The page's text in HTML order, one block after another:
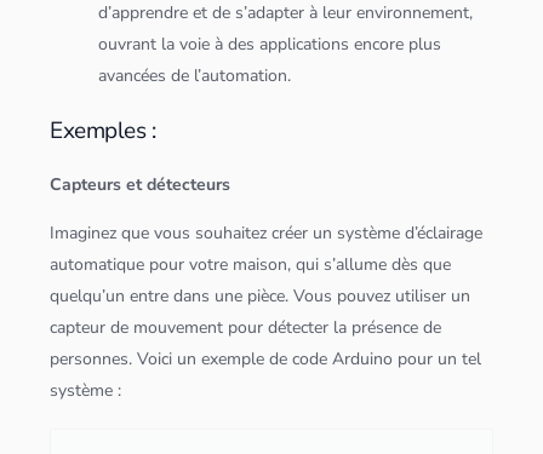
d’apprendre et de s’adapter à leur environnement,
ouvrant la voie à desapplications encore plus
avancées de l’automation.
Exemples :
Capteurs et détecteurs
Imaginez que vous souhaitez créer un système d’éclairage
automatique pour votre maison, qui s’allume dès que
quelqu’un entre dans une pièce. Vous pouvez utiliser un
capteur de mouvement pour détecter la présence de
personnes. Voici un exemple de code Arduino pour un tel
système :